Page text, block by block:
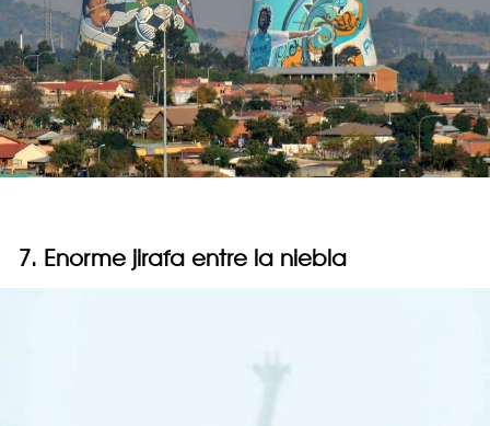
7. Enorme jirafa entre la niebla